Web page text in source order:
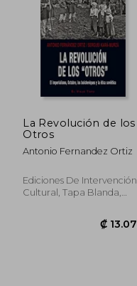
La Revolución de los
Otros
Antonio Fernandez Ortiz
Ediciones De Intervención
Cultural, Tapa Blanda,